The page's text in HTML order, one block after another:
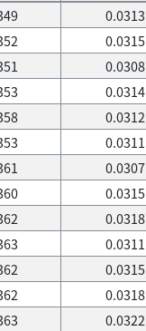
0.0313
0.0315
0.0308
0.0314
0.0312
0.0311
0.0307
0.0315
0.0318
0.0311
0.0315
0.0318
0.0322